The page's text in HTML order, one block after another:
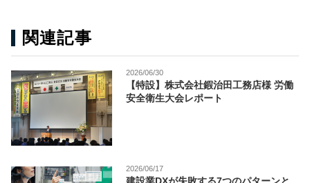
関連記事
2026/06/30
【特設】株式会社鍜治田工務店様 労働
安全衛生大会レポート
2026/06/17